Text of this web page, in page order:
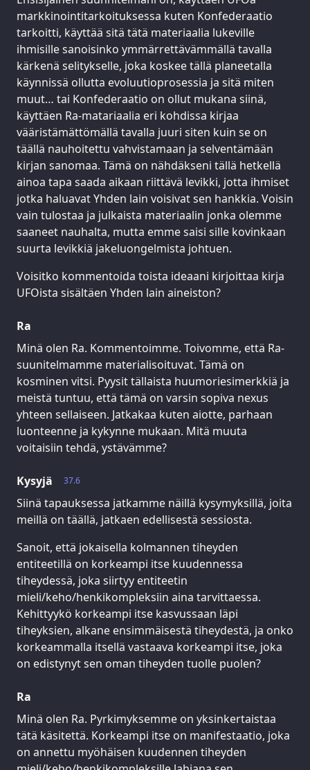
markkinointitarkoituksessa kuten Konfederaatio
tarkoitti, käyttää sitä tätä materiaalia lukeville
ihmisille sanoisinko ymmärrettävämmällä tavalla
kärkenä selitykselle, joka koskee tällä planeetalla
käynnissä ollutta evoluutioprosessia ja sitä miten
muut… tai Konfederaatio on ollut mukana siinä,
käyttäen Ra-matariaalia eri kohdissa kirjaa
vääristämättömällä tavalla juuri siten kuin se on
täällä nauhoitettu vahvistamaan ja selventämään
kirjan sanomaa. Tämä on nähdäkseni tällä hetkellä
ainoa tapa saada aikaan riittävä levikki, jotta ihmiset
jotka haluavat Yhden lain voisivat sen hankkia. Voisin
vain tulostaa ja julkaista materiaalin jonka olemme
saaneet nauhalta, mutta emme saisi sille kovinkaan
suurta levikkiä jakeluongelmista johtuen.
Voisitko kommentoida toista ideaani kirjoittaa kirja
UFOista sisältäen Yhden lain aineiston?
Ra
Minä olen Ra. Kommentoimme. Toivomme, että Ra-
suunitelmamme materialisoituvat. Tämä on
kosminen vitsi. Pyysit tällaista huumoriesimerkkiä ja
meistä tuntuu, että tämä on varsin sopiva nexus
yhteen sellaiseen. Jatkakaa kuten aiotte, parhaan
luonteenne ja kykynne mukaan. Mitä muuta
voitaisiin tehdä, ystävämme?
37.6
Kysyjä
Siinä tapauksessa jatkamme näillä kysymyksillä, joita
meillä on täällä, jatkaen edellisestä sessiosta.
Sanoit, että jokaisella kolmannen tiheyden
entiteetillä on korkeampi itse kuudennessa
tiheydessä, joka siirtyy entiteetin
mieli/keho/henkikompleksiin aina tarvittaessa.
Kehittyykö korkeampi itse kasvussaan läpi
tiheyksien, alkane ensimmäisestä tiheydestä, ja onko
korkeammalla itsellä vastaava korkeampi itse, joka
on edistynyt sen oman tiheyden tuolle puolen?
Ra
Minä olen Ra. Pyrkimyksemme on yksinkertaistaa
tätä käsitettä. Korkeampi itse on manifestaatio, joka
on annettu myöhäisen kuudennen tiheyden